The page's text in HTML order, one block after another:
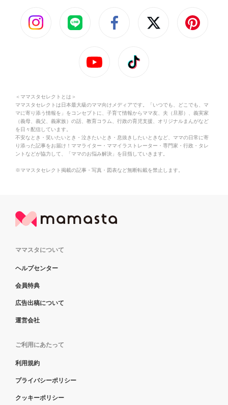
＜ママスタセレクトとは＞
ママスタセレクトは日本最大級のママ向けメディアです。「いつでも、どこでも、マ
マに寄り添う情報を」をコンセプトに、子育て情報からママ友、夫（旦那）、義実家
（義母、義父、義家族）の話、教育コラム、行政の育児支援、オリジナルまんがなど
を日々配信しています。
不安なとき・笑いたいとき・泣きたいとき・息抜きしたいときなど、ママの日常に寄
り添った記事をお届け！ママライター・ママイラストレーター・専門家・行政・タレ
ントなどが協力して、「ママのお悩み解決」を目指していきます。
※ママスタセレクト掲載の記事・写真・図表など無断転載を禁止します。
ママスタについて
ヘルプセンター
会員特典
広告出稿について
運営会社
ご利用にあたって
利用規約
プライバシーポリシー
クッキーポリシー